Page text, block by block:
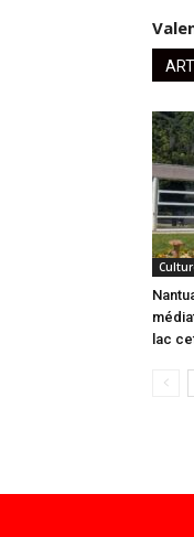
lac